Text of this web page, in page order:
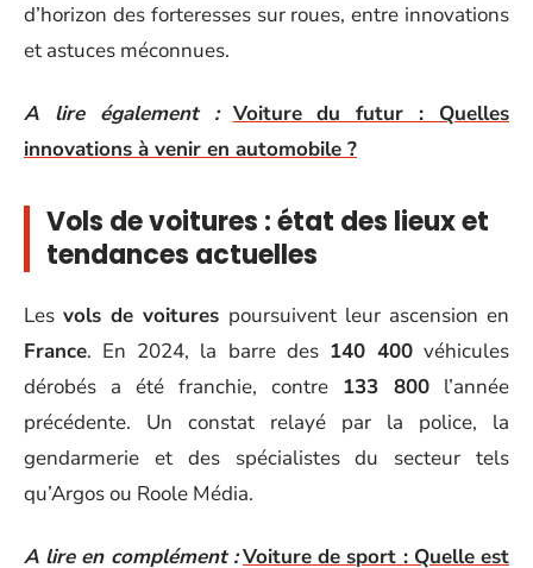
d’horizon des forteresses sur roues, entre innovations
et astuces méconnues.
A lire également : Voiture du futur : Quelles
innovations à venir en automobile ?
Vols de voitures : état des lieux et
tendances actuelles
Lesvols de voitures poursuivent leur ascension en
France. En 2024, la barre des 140 400véhicules
dérobés a été franchie, contre 133 800 l’année
précédente. Un constat relayé par la police, la
gendarmerie et des spécialistes du secteur tels
qu’Argos ou Roole Média.
A lire en complément :Voiture de sport : Quelle est